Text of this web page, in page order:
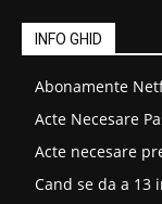
INFO GHID
Abonamente
Acte Necesare
Acte necesare
Cand se da a 13